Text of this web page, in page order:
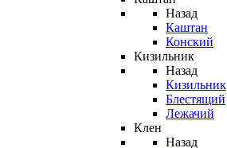
Назад
Каштан
Конский
Кизильник
Назад
Кизильник
Блестящий
Лежачий
Клен
Назад